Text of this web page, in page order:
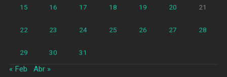
15 16 17 18 19 20 21
22 23 24 25 26 27 28
29 30 31
« Feb Abr »